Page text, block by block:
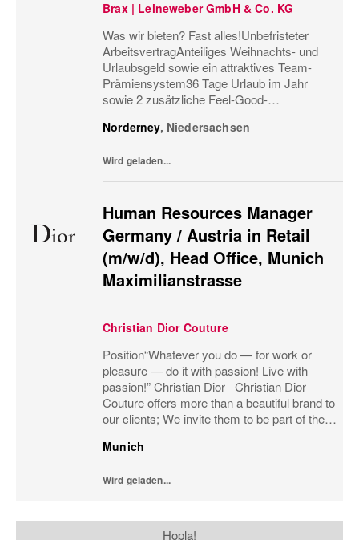
Brax | Leineweber GmbH & Co. KG
Was wir bieten? Fast alles!Unbefristeter
ArbeitsvertragAnteiliges Weihnachts- und
Urlaubsgeld sowie ein attraktives Team-
Prämiensystem36 Tage Urlaub im Jahr
sowie 2 zusätzliche Feel-Good-
Personaleinsatzplanung und eine
zu 60%...
Norderney, Niedersachsen
Wird geladen...
Human Resources Manager
Germany / Austria in Retail
(m/w/d), Head Office, Munich
Maximilianstrasse
Christian Dior Couture
Position“Whatever you do — for work or
pleasure — do it with passion! Live with
passion!” Christian Dior Christian Dior
Couture offers more than a beautiful brand to
our clients; We invite them to be part of the
to be part of the Dior family. We...
Munich
Wird geladen...
Hopla!